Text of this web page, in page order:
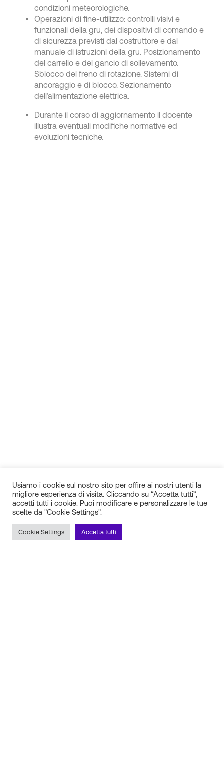
condizioni meteorologiche.
Operazioni di fine-utilizzo: controlli visivi e
funzionali della gru, dei dispositivi di comando e
di sicurezza previsti dal costruttore e dal
manuale di istruzioni della gru. Posizionamento
del carrello e del gancio di sollevamento.
Sblocco del freno di rotazione. Sistemi di
ancoraggio e di blocco. Sezionamento
dell’alimentazione elettrica.
Durante il corso di aggiornamento il docente
illustra eventuali modifiche normative ed
evoluzioni tecniche.
P.IVA 01688940608
Usiamo i cookie sul nostro sito per offire ai nostri utenti la
migliore esperienza di visita. Cliccando su “Accetta tutti”,
accetti tutti i cookie. Puoi modificare e personalizzare le tue
scelte da "Cookie Settings".
Cookie Settings Accetta tutti